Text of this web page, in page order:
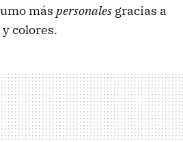
más personales gracias a
colores.